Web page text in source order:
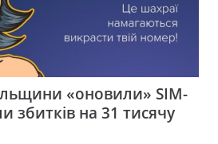
«оновили» SIM-
збитків на 31 тисячу